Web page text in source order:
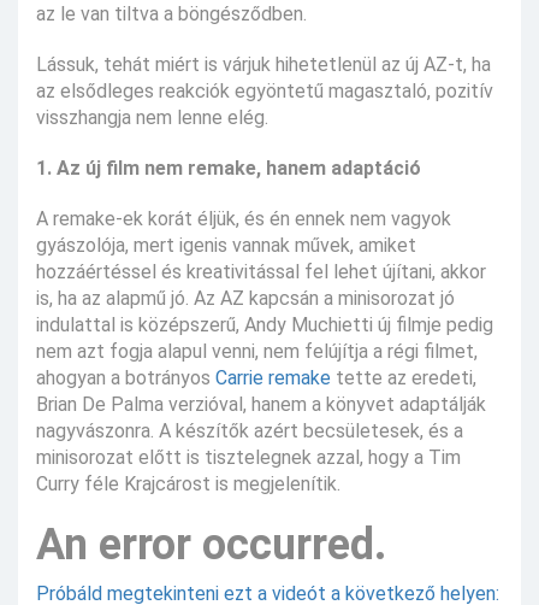
az le van tiltva a böngésződben.
Lássuk, tehát miért is várjuk hihetetlenül az új AZ-t, ha
az elsődleges reakciók egyöntetű magasztaló, pozitív
visszhangja nem lenne elég.
1. Az új film nem remake, hanem adaptáció
A remake-ek korát éljük, és én ennek nem vagyok
gyászolója, mert igenis vannak művek, amiket
hozzáértéssel és kreativitással fel lehet újítani, akkor
is, ha az alapmű jó. Az AZ kapcsán a minisorozat jó
indulattal is középszerű, Andy Muchietti új filmje pedig
nem azt fogja alapul venni, nem felújítja a régi filmet,
ahogyan a botrányos Carrie remake tette az eredeti,
Brian De Palma verzióval, hanem a könyvet adaptálják
nagyvászonra. A készítők azért becsületesek, és a
minisorozat előtt is tisztelegnek azzal, hogy a Tim
Curry féle Krajcárost is megjelenítik.
An error occurred.
Próbáld megtekinteni ezt a videót a következő helyen: